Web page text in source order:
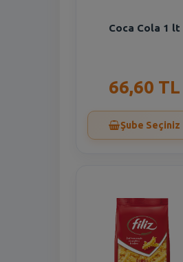
Coca Cola 1 lt
66,60 TL
Şube Seçiniz